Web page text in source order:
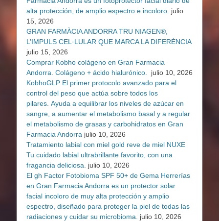
alta protección, de amplio espectro e incoloro. julio
15, 2026
GRAN FARMÀCIA ANDORRA TRU NIAGEN®,
L’IMPULS CEL·LULAR QUE MARCA LA DIFERÈNCIA
julio 15, 2026
Comprar Kobho colágeno en Gran Farmacia
Andorra. Colágeno + ácido hialurónico.
julio 10, 2026
KobhoGLP El primer protocolo avanzado para el
control del peso que actúa sobre todos los
pilares. Ayuda a equilibrar los niveles de azúcar en
sangre, a aumentar el metabolismo basal y a regular
el metabolismo de grasas y carbohidratos en Gran
Farmacia Andorra julio 10, 2026
Tratamiento labial con miel gold reve de miel NUXE
Tu cuidado labial ultrabrillante favorito, con una
fragancia deliciosa.
julio 10, 2026
El gh Factor Fotobioma SPF 50+ de Gema Herrerías
en Gran Farmacia Andorra es un protector solar
facial incoloro de muy alta protección y amplio
espectro, diseñado para proteger la piel de todas las
radiaciones y cuidar su microbioma.
julio 10, 2026